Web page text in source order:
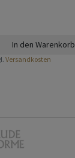
In den Warenkorb
Versandkosten